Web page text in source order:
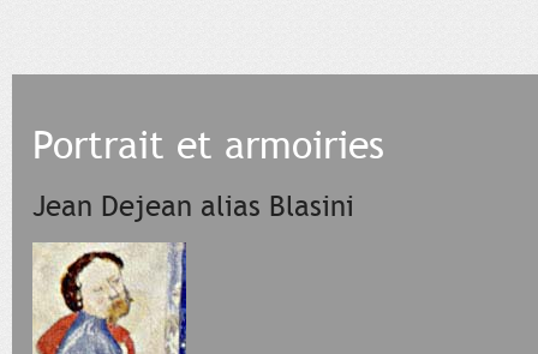
Portrait et armoiries
Jean Dejean alias Blasini